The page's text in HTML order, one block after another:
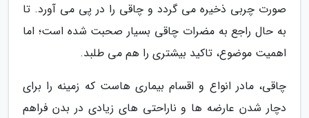
صورت چربی ذخیره می گردد و چاقی را در پی می آورد. تا
به حال راجع به مضرات چاقی بسیار صحبت شده است؛ اما
اهمیت موضوع، تاکید بیشتری را هم می طلبد.
چاقی، مادر انواع و اقسام بیماری هاست که زمینه را برای
دچار شدن عارضه ها و ناراحتی های زیادی در بدن فراهم